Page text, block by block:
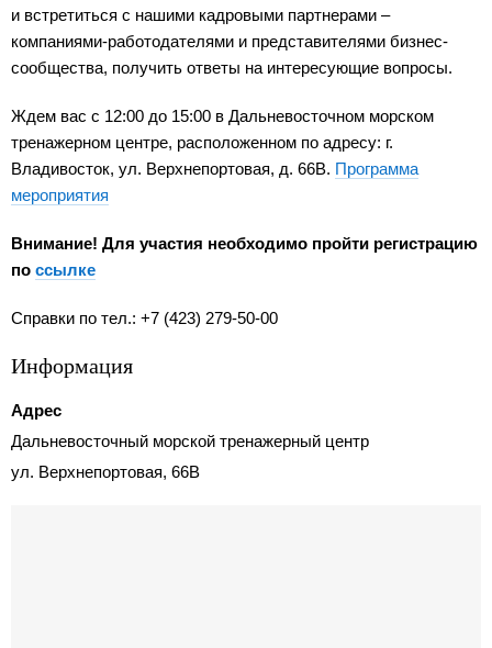
и встретиться с нашими кадровыми партнерами –
компаниями-работодателями и представителями бизнес-
сообщества, получить ответы на интересующие вопросы.
Ждем вас с 12:00 до 15:00 в Дальневосточном морском
тренажерном центре, расположенном по адресу: г.
Владивосток, ул. Верхнепортовая, д. 66В. Программа
мероприятия
Внимание! Для участия необходимо пройти регистрацию
по ссылке
Справки по тел.: +7 (423) 279-50-00
Информация
Адрес
Дальневосточный морской тренажерный центр
ул. Верхнепортовая, 66В